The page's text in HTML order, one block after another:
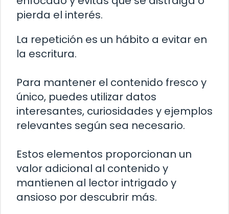
pierda el interés.
La repetición es un hábito a evitar en
la escritura.
Para mantener el contenido fresco y
único, puedes utilizar datos
interesantes, curiosidades y ejemplos
relevantes según sea necesario.
Estos elementos proporcionan un
valor adicional al contenido y
mantienen al lector intrigado y
ansioso por descubrir más.